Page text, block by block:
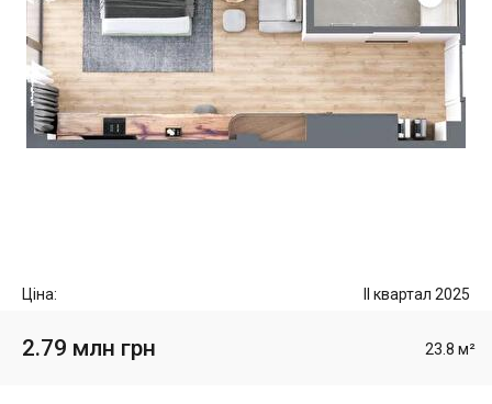
Ціна: II квартал 2025
2.79 млн грн 23.8 м²